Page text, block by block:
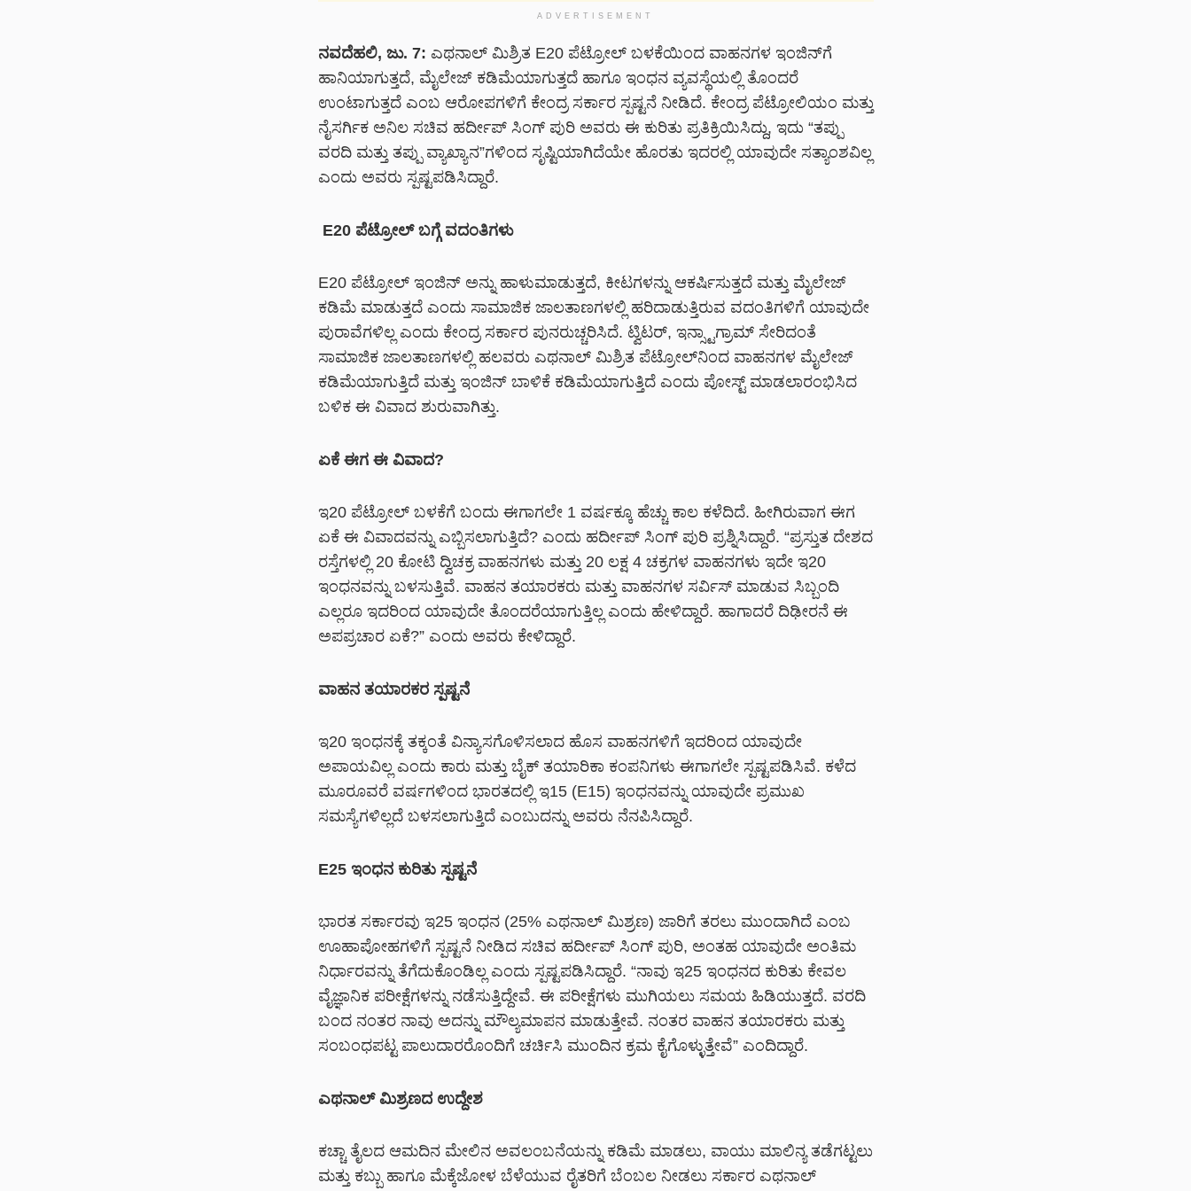
ADVERTISEMENT
ನವದೆಹಲಿ, ಜು. 7: ಎಥನಾಲ್ ಮಿಶ್ರಿತ E20 ಪೆಟ್ರೋಲ್ ಬಳಕೆಯಿಂದ ವಾಹನಗಳ ಇಂಜಿನ್‌ಗೆ
ಹಾನಿಯಾಗುತ್ತದೆ, ಮೈಲೇಜ್ ಕಡಿಮೆಯಾಗುತ್ತದೆ ಹಾಗೂ ಇಂಧನ ವ್ಯವಸ್ಥೆಯಲ್ಲಿ ತೊಂದರೆ
ಉಂಟಾಗುತ್ತದೆ ಎಂಬ ಆರೋಪಗಳಿಗೆ ಕೇಂದ್ರ ಸರ್ಕಾರ ಸ್ಪಷ್ಟನೆ ನೀಡಿದೆ. ಕೇಂದ್ರ ಪೆಟ್ರೋಲಿಯಂ ಮತ್ತು
ನೈಸರ್ಗಿಕ ಅನಿಲ ಸಚಿವ ಹರ್ದೀಪ್ ಸಿಂಗ್ ಪುರಿಅವರು ಈ ಕುರಿತು ಪ್ರತಿಕ್ರಿಯಿಸಿದ್ದು, ಇದು “ತಪ್ಪು
ವರದಿ ಮತ್ತು ತಪ್ಪು ವ್ಯಾಖ್ಯಾನ”ಗಳಿಂದ ಸೃಷ್ಟಿಯಾಗಿದೆಯೇ ಹೊರತು ಇದರಲ್ಲಿ ಯಾವುದೇ ಸತ್ಯಾಂಶವಿಲ್ಲ
ಎಂದು ಅವರು ಸ್ಪಷ್ಟಪಡಿಸಿದ್ದಾರೆ.
E20 ಪೆಟ್ರೋಲ್ ಬಗ್ಗೆ ವದಂತಿಗಳು
E20 ಪೆಟ್ರೋಲ್ ಇಂಜಿನ್ ಅನ್ನು ಹಾಳುಮಾಡುತ್ತದೆ, ಕೀಟಗಳನ್ನು ಆಕರ್ಷಿಸುತ್ತದೆ ಮತ್ತು ಮೈಲೇಜ್
ಕಡಿಮೆ ಮಾಡುತ್ತದೆ ಎಂದು ಸಾಮಾಜಿಕ ಜಾಲತಾಣಗಳಲ್ಲಿ ಹರಿದಾಡುತ್ತಿರುವ ವದಂತಿಗಳಿಗೆ ಯಾವುದೇ
ಪುರಾವೆಗಳಿಲ್ಲ ಎಂದು ಕೇಂದ್ರ ಸರ್ಕಾರ ಪುನರುಚ್ಚರಿಸಿದೆ. ಟ್ವಿಟರ್, ಇನ್ಸ್ಟಾಗ್ರಾಮ್ ಸೇರಿದಂತೆ
ಸಾಮಾಜಿಕ ಜಾಲತಾಣಗಳಲ್ಲಿ ಹಲವರು ಎಥನಾಲ್ ಮಿಶ್ರಿತ ಪೆಟ್ರೋಲ್‌ನಿಂದ ವಾಹನಗಳ ಮೈಲೇಜ್
ಕಡಿಮೆಯಾಗುತ್ತಿದೆ ಮತ್ತು ಇಂಜಿನ್ ಬಾಳಿಕೆ ಕಡಿಮೆಯಾಗುತ್ತಿದೆ ಎಂದು ಪೋಸ್ಟ್ ಮಾಡಲಾರಂಭಿಸಿದ
ಬಳಿಕ ಈ ವಿವಾದ ಶುರುವಾಗಿತ್ತು.
ಏಕೆ ಈಗ ಈ ವಿವಾದ?
ಇ20 ಪೆಟ್ರೋಲ್ ಬಳಕೆಗೆ ಬಂದು ಈಗಾಗಲೇ 1 ವರ್ಷಕ್ಕೂ ಹೆಚ್ಚು ಕಾಲ ಕಳೆದಿದೆ. ಹೀಗಿರುವಾಗ ಈಗ
ಏಕೆ ಈ ವಿವಾದವನ್ನು ಎಬ್ಬಿಸಲಾಗುತ್ತಿದೆ? ಎಂದು ಹರ್ದೀಪ್ ಸಿಂಗ್ ಪುರಿ ಪ್ರಶ್ನಿಸಿದ್ದಾರೆ. “ಪ್ರಸ್ತುತ ದೇಶದ
ರಸ್ತೆಗಳಲ್ಲಿ 20 ಕೋಟಿ ದ್ವಿಚಕ್ರ ವಾಹನಗಳು ಮತ್ತು 20 ಲಕ್ಷ 4 ಚಕ್ರಗಳ ವಾಹನಗಳು ಇದೇ ಇ20
ಇಂಧನವನ್ನು ಬಳಸುತ್ತಿವೆ. ವಾಹನ ತಯಾರಕರು ಮತ್ತು ವಾಹನಗಳ ಸರ್ವಿಸ್ ಮಾಡುವ ಸಿಬ್ಬಂದಿ
ಎಲ್ಲರೂ ಇದರಿಂದ ಯಾವುದೇ ತೊಂದರೆಯಾಗುತ್ತಿಲ್ಲ ಎಂದು ಹೇಳಿದ್ದಾರೆ. ಹಾಗಾದರೆ ದಿಢೀರನೆ ಈ
ಅಪಪ್ರಚಾರ ಏಕೆ?” ಎಂದು ಅವರು ಕೇಳಿದ್ದಾರೆ.
ವಾಹನ ತಯಾರಕರ ಸ್ಪಷ್ಟನೆ
ಇ20 ಇಂಧನಕ್ಕೆ ತಕ್ಕಂತೆ ವಿನ್ಯಾಸಗೊಳಿಸಲಾದ ಹೊಸ ವಾಹನಗಳಿಗೆ ಇದರಿಂದ ಯಾವುದೇ
ಅಪಾಯವಿಲ್ಲ ಎಂದು ಕಾರು ಮತ್ತು ಬೈಕ್ ತಯಾರಿಕಾ ಕಂಪನಿಗಳು ಈಗಾಗಲೇ ಸ್ಪಷ್ಟಪಡಿಸಿವೆ. ಕಳೆದ
ಮೂರೂವರೆ ವರ್ಷಗಳಿಂದ ಭಾರತದಲ್ಲಿ ಇ15 (E15) ಇಂಧನವನ್ನು ಯಾವುದೇ ಪ್ರಮುಖ
ಸಮಸ್ಯೆಗಳಿಲ್ಲದೆ ಬಳಸಲಾಗುತ್ತಿದೆ ಎಂಬುದನ್ನು ಅವರು ನೆನಪಿಸಿದ್ದಾರೆ.
E25 ಇಂಧನ ಕುರಿತು ಸ್ಪಷ್ಟನೆ
ಭಾರತ ಸರ್ಕಾರವು ಇ25 ಇಂಧನ (25% ಎಥನಾಲ್ ಮಿಶ್ರಣ) ಜಾರಿಗೆ ತರಲು ಮುಂದಾಗಿದೆ ಎಂಬ
ಊಹಾಪೋಹಗಳಿಗೆ ಸ್ಪಷ್ಟನೆ ನೀಡಿದ ಸಚಿವ ಹರ್ದೀಪ್ ಸಿಂಗ್ ಪುರಿ, ಅಂತಹ ಯಾವುದೇ ಅಂತಿಮ
ನಿರ್ಧಾರವನ್ನು ತೆಗೆದುಕೊಂಡಿಲ್ಲ ಎಂದು ಸ್ಪಷ್ಟಪಡಿಸಿದ್ದಾರೆ. “ನಾವು ಇ25 ಇಂಧನದ ಕುರಿತು ಕೇವಲ
ವೈಜ್ಞಾನಿಕ ಪರೀಕ್ಷೆಗಳನ್ನು ನಡೆಸುತ್ತಿದ್ದೇವೆ. ಈ ಪರೀಕ್ಷೆಗಳು ಮುಗಿಯಲು ಸಮಯ ಹಿಡಿಯುತ್ತದೆ. ವರದಿ
ಬಂದ ನಂತರ ನಾವು ಅದನ್ನು ಮೌಲ್ಯಮಾಪನ ಮಾಡುತ್ತೇವೆ. ನಂತರ ವಾಹನ ತಯಾರಕರು ಮತ್ತು
ಸಂಬಂಧಪಟ್ಟ ಪಾಲುದಾರರೊಂದಿಗೆ ಚರ್ಚಿಸಿ ಮುಂದಿನ ಕ್ರಮ ಕೈಗೊಳ್ಳುತ್ತೇವೆ” ಎಂದಿದ್ದಾರೆ.
ಎಥನಾಲ್ ಮಿಶ್ರಣದ ಉದ್ದೇಶ
ಕಚ್ಚಾ ತೈಲದ ಆಮದಿನ ಮೇಲಿನ ಅವಲಂಬನೆಯನ್ನು ಕಡಿಮೆ ಮಾಡಲು, ವಾಯು ಮಾಲಿನ್ಯ ತಡೆಗಟ್ಟಲು
ಮತ್ತು ಕಬ್ಬು ಹಾಗೂ ಮೆಕ್ಕೆಜೋಳ ಬೆಳೆಯುವ ರೈತರಿಗೆ ಬೆಂಬಲ ನೀಡಲು ಸರ್ಕಾರ ಎಥನಾಲ್